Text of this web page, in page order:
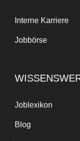
Interne Karriere
Jobbörse
Joblexikon
Blog